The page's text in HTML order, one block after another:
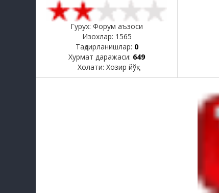
Гурух: Форум аъзоси
Изохлар: 1565
Тақдирланишлар: 0
Хурмат даражаси: 649
Холати: Хозир йўқ